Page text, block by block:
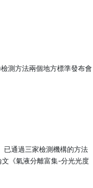
測方法兩個地方標準發布會
已通過三家檢測機構的方法
《氣液分離富集-分光光度